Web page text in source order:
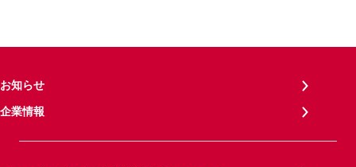
お知らせ
企業情報